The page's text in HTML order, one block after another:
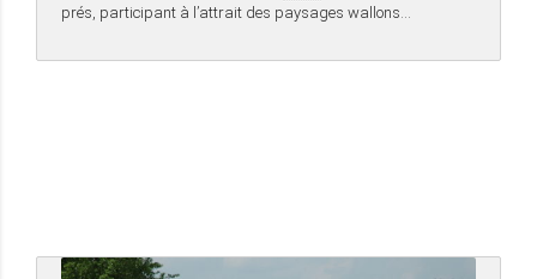
prés, participant à l’attrait des paysages wallons…